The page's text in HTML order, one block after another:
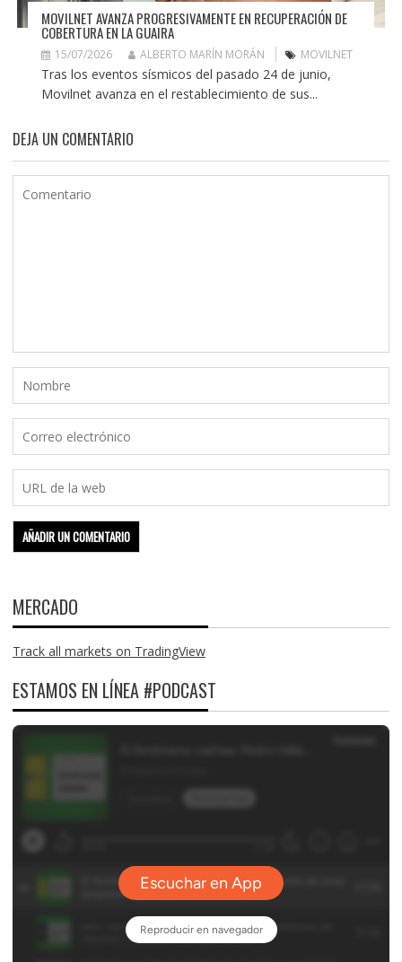
MOVILNET AVANZA PROGRESIVAMENTE EN RECUPERACIÓN DE
COBERTURA EN LA GUAIRA
15/07/2026 ALBERTO MARÍN MORÁN MOVILNET
Tras los eventos sísmicos del pasado 24 de junio,
Movilnet avanza en el restablecimiento de sus...
DEJA UN COMENTARIO
MERCADO
Track all markets on TradingView
ESTAMOS EN LÍNEA #PODCAST